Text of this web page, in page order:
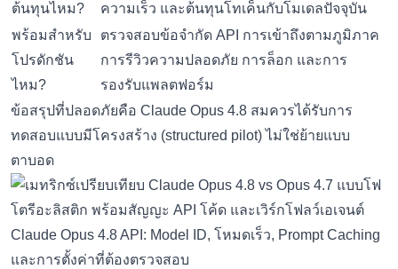
ต้นทุนไหม?
ความเร็ว และต้นทุนโทเค็นกับโมเดลปัจจุบัน
พร้อมสำหรับ
โปรดักชัน
ไหม?
ตรวจสอบข้อจำกัด API การเข้าถึงตามภูมิภาค
การรีวิวความปลอดภัย การล็อก และการ
รองรับแพลตฟอร์ม
ข้อสรุปที่ปลอดภัยคือ Claude Opus 4.8 สมควรได้รับการ
ทดสอบแบบมีโครงสร้าง (structured pilot) ไม่ใช่ย้ายแบบ
ตาบอด
Claude Opus 4.8 API: Model ID, โหมดเร็ว, Prompt Caching
และการตั้งค่าที่ต้องตรวจสอบ